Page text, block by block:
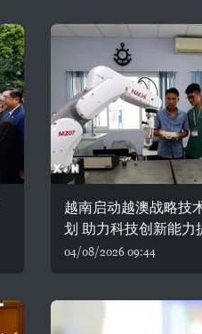
越南启动越澳战略技
划 助力科技创新能力
04/08/2026 09:44